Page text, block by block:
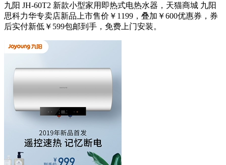
九阳 JH-60T2 新款小型家用即热式电热水器，天猫商城 九阳
思科力华专卖店新品上市售价￥1199，叠加￥600优惠券，券
后实付新低￥599包邮到手，免费上门安装。